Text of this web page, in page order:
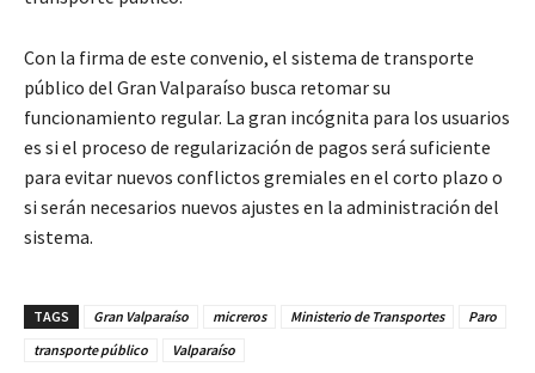
Con la firma de este convenio, el sistema de transporte
público del Gran Valparaíso busca retomar su
funcionamiento regular. La gran incógnita para los usuarios
es si el proceso de regularización de pagos será suficiente
para evitar nuevos conflictos gremiales en el corto plazo o
si serán necesarios nuevos ajustes en la administración del
sistema.
TAGS Gran Valparaíso micreros Ministerio de Transportes
Paro
transporte público
Valparaíso